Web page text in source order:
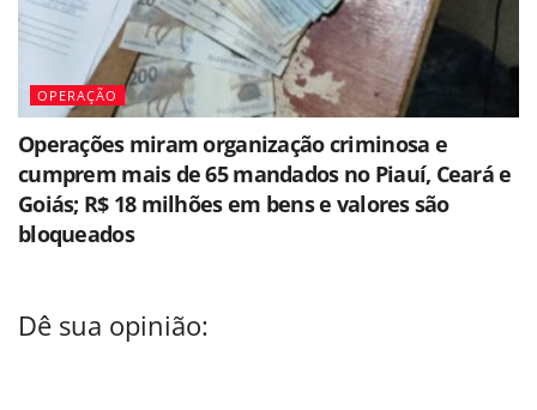
OPERAÇÃO
Operações miram organização criminosa e
cumprem mais de 65 mandados no Piauí, Ceará e
Goiás; R$ 18 milhões em bens e valores são
bloqueados
Dê sua opinião: